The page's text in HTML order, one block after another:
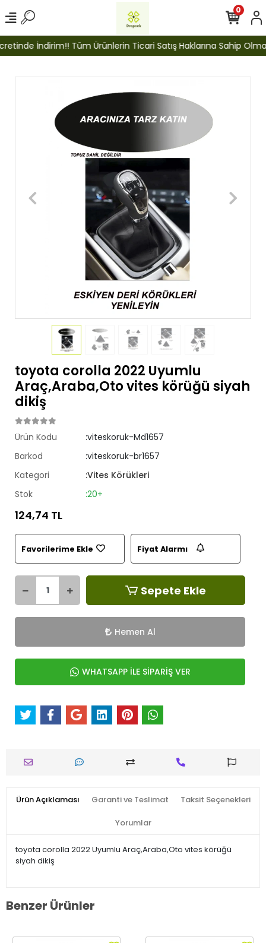
İndirim!! Tüm Ürünlerin Ticari Satış Haklarına Sahip
0
toyota corolla 2022 Uyumlu
Araç,Araba,Oto vites körüğü siyah
dikiş
Ürün Kodu
:viteskoruk-Md1657
Barkod
:viteskoruk-br1657
Kategori
:Vites Körükleri
Stok
:20+
124,74 TL
Favorilerime Ekle Fiyat Alarmı
Sepete Ekle
Hemen Al
WHATSAPP İLE SİPARİŞ VER
Ürün Açıklaması Garanti ve Teslimat Taksit Seçenekleri
Yorumlar
toyota corolla 2022 Uyumlu Araç,Araba,Oto vites körüğü
siyah dikiş
Benzer Ürünler